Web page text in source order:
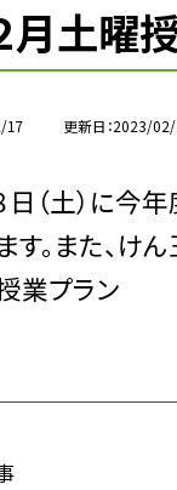
月土曜
17 更新日 2023/
日（土）に今
す。また、け
業プラン